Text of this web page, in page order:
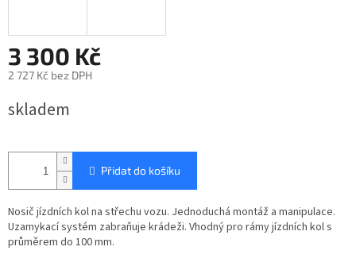
3 300 Kč
2 727 Kč bez DPH
cena:
skladem
Přidat do košíku
Nosič jízdních kol na střechu vozu. Jednoduchá montáž a manipulace.
Uzamykací systém zabraňuje krádeži. Vhodný pro rámy jízdních kol s
průměrem do 100 mm.